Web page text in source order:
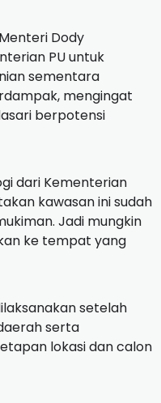
Dody
PU untuk
sementara
mengingat
berpotensi
dari Kementerian
kawasan ini sudah
Jadi mungkin
ke tempat yang
setelah
serta
lokasi dan calon